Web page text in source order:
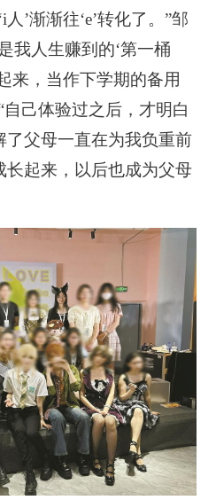
’渐渐往‘e’转化了。”邹
我人生赚到的‘第一桶
来，当作下学期的备用
己体验过之后，才明白
了父母一直在为我负重前
长起来，以后也成为父母